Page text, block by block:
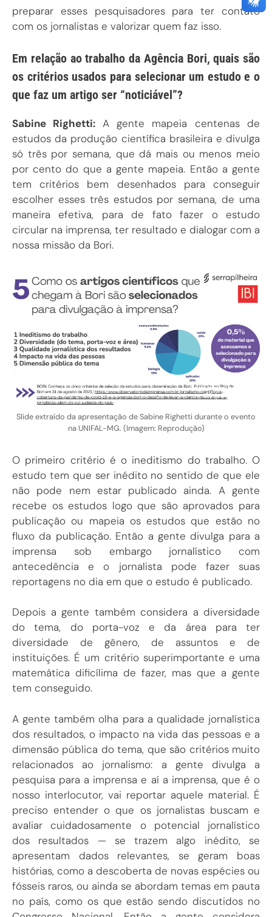
preparar esses pesquisadores para ter contato
com os jornalistas e valorizar quem faz isso.
Em relação ao trabalho da Agência Bori, quais são
os critérios usados para selecionar um estudo e o
que faz um artigo ser “noticiável”?
Sabine Righetti: A gente mapeia centenas de
estudos da produção científica brasileira e divulga
só três por semana, que dá mais ou menos meio
por cento do que a gente mapeia. Então a gente
tem critérios bem desenhados para conseguir
escolher esses três estudos por semana, de uma
maneira efetiva, para de fato fazer o estudo
circular na imprensa, ter resultado e dialogar com a
nossa missão da Bori.
Slide extraído da apresentação de Sabine Righetti durante o evento
na UNIFAL-MG. (Imagem: Reprodução)
O primeiro critério é o ineditismo do trabalho. O
estudo tem que ser inédito no sentido de que ele
não pode nem estar publicado ainda. A gente
recebe os estudos logo que são aprovados para
publicação ou mapeia os estudos que estão no
fluxo da publicação. Então a gente divulga para a
imprensa sob embargo jornalístico com
antecedência e o jornalista pode fazer suas
reportagens no dia em que o estudo é publicado.
Depois a gente também considera a diversidade
do tema, do porta-voz e da área para ter
diversidade de gênero, de assuntos e de
instituições. É um critério superimportante e uma
matemática dificílima de fazer, mas que a gente
tem conseguido.
A gente também olha para a qualidade jornalística
dos resultados, o impacto na vida das pessoas e a
dimensão pública do tema, que são critérios muito
relacionados ao jornalismo: a gente divulga a
pesquisa para a imprensa e aí a imprensa, que é o
nosso interlocutor, vai reportar aquele material. É
preciso entender o que os jornalistas buscam e
avaliar cuidadosamente o potencial jornalístico
dos resultados — se trazem algo inédito, se
apresentam dados relevantes, se geram boas
histórias, como a descoberta de novas espécies ou
fósseis raros, ou ainda se abordam temas em pauta
no país, como os que estão sendo discutidos no